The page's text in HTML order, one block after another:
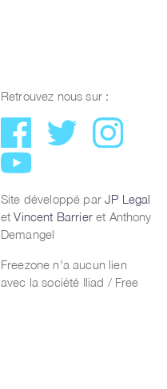
Retrouvez nous sur :
Site développé parJP Legal
etVincent Barrieret Anthony
Demangel
Freezone n'a aucun lien
avec la société Iliad / Free